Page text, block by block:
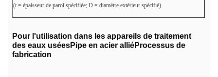
(t = épaisseur de paroi spécifiée; D = diamètre extérieur spécifié)
Pour l'utilisation dans les appareils de traitement
des eaux uséesPipe en acier alliéProcessus de
fabrication